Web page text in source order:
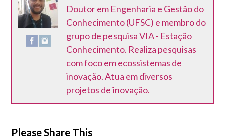
Doutor em Engenharia e Gestão do
Conhecimento (UFSC) e membro do
grupo de pesquisa VIA - Estação
Conhecimento. Realiza pesquisas
com foco em ecossistemas de
inovação. Atua em diversos
projetos de inovação.
Please Share This